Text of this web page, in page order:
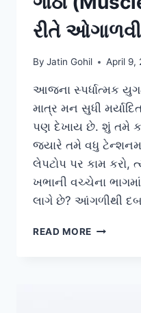
રીતે
By Jatin Gohil April 9,
આજના સ્પર્ધાત્મક
માત્ર મન સુધી
પણ દેખાય છે. શું તમે
જ્યારે તમે વધુ
લેપટોપ પર કામ કરો,
ખભાની વચ્ચેના
લાગે છે? આંગળીથી
READ MORE ‘ટેન્શન’